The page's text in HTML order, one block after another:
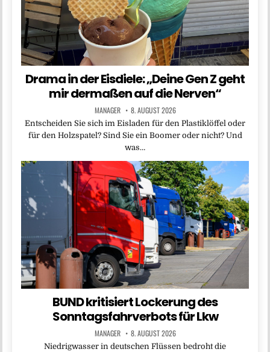
Drama in der Eisdiele: „Deine Gen Z geht
mir dermaßen auf die Nerven“
MANAGER 8. AUGUST 2026
Entscheiden Sie sich im Eisladen für den Plastiklöffel oder
für den Holzspatel? Sind Sie ein Boomer oder nicht? Und
was…
BUND kritisiert Lockerung des
Sonntagsfahrverbots für Lkw
MANAGER 8. AUGUST 2026
Niedrigwasser in deutschen Flüssen bedroht die